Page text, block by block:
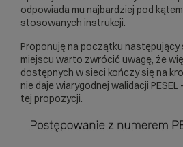
odpowiada mu najbardziej pod
stosowanych instrukcji.
Proponuję na początku następujący
miejscu warto zwrócić uwagę, że
dostępnych w sieci kończy się na
nie daje wiarygodnej walidacji
tej propozycji.